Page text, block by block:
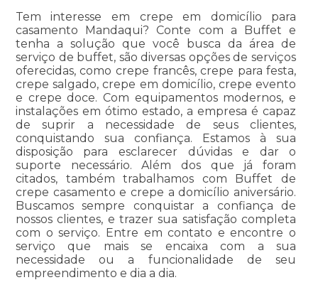
Tem interesse em crepe em domicílio para
casamento Mandaqui? Conte com a Buffet e
tenha a solução que você busca da área de
serviço de buffet, são diversas opções de serviços
oferecidas, como crepe francês, crepe para festa,
crepe salgado, crepe em domicílio, crepe evento
e crepe doce. Com equipamentos modernos, e
instalações em ótimo estado, a empresa é capaz
de suprir a necessidade de seus clientes,
conquistando sua confiança. Estamos à sua
disposição para esclarecer dúvidas e dar o
suporte necessário. Além dos que já foram
citados, também trabalhamos com Buffet de
crepe casamento e crepe a domicílio aniversário.
Buscamos sempre conquistar a confiança de
nossos clientes, e trazer sua satisfação completa
com o serviço. Entre em contato e encontre o
serviço que mais se encaixa com a sua
necessidade ou a funcionalidade de seu
empreendimento e dia a dia.